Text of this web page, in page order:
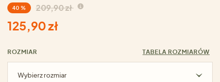
40 % 209,90 zł
125,90 zł
ROZMIAR TABELA ROZMIARÓW
Wybierz rozmiar